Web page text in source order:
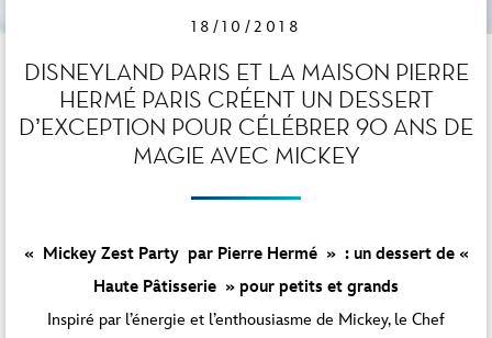
18/10/2018
DISNEYLAND PARIS ET LA MAISON PIERRE
HERMÉ PARIS CRÉENT UN DESSERT
D’EXCEPTION POUR CÉLÉBRER 90 ANS DE
MAGIE AVEC MICKEY
« Mickey Zest Party par Pierre Hermé » : un dessert de «
Haute Pâtisserie » pour petits et grands
Inspiré par l’énergie et l’enthousiasme de Mickey, le Chef